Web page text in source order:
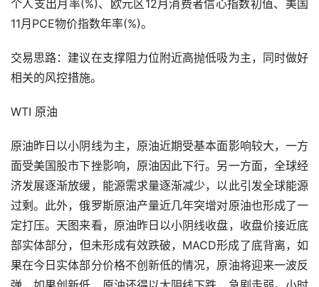
个人支出月率(%)、欧元区12月消费者信心指数初值、美国
11月PCE物价指数年率(%)。
交易思路：建议在支撑阻力位附近高抛低吸为主，同时做好
相关的风控措施。
WTI 原油
原油昨日以小阴线为主，原油近期受基本面影响较大，一方
面受美国股市下挫影响，原油因此下行。另一方面，全球经
济发展逐渐放缓，能源需求量逐渐减少，以此引发全球能源
过剩。此外，俄罗斯原油产量近几年突增对原油也形成了一
定打压。天图来看，原油昨日以小阴线收盘，收盘价接近底
部实体部分，但未形成有效跌破，MACD形成了底背离，如
果在今日实体部分价格不创新低的情况，原油将迎来一波反